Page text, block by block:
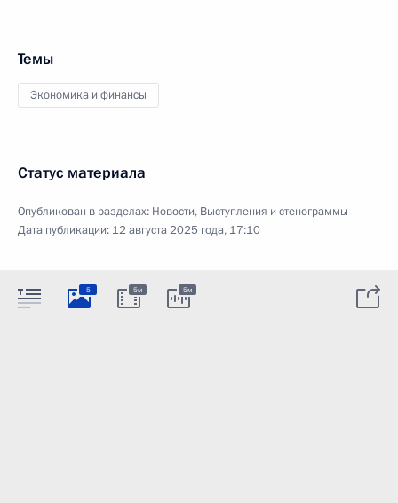
Темы
Экономика и финансы
Статус материала
Опубликован в разделах: Новости, Выступления и стенограммы
Дата публикации: 12 августа 2025 года, 17:10
5 5м 5м